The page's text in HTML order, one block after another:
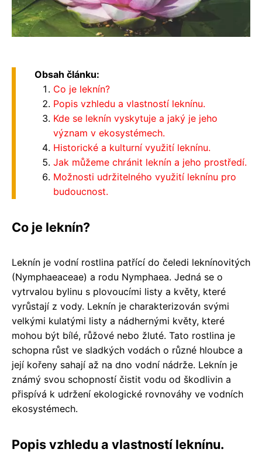
Obsah článku:
Co je leknín?
Popis vzhledu a vlastností leknínu.
Kde se leknín vyskytuje a jaký je jeho
význam v ekosystémech.
Historické a kulturní využití leknínu.
Jak můžeme chránit leknín a jeho prostředí.
Možnosti udržitelného využití leknínu pro
budoucnost.
Co je leknín?
Leknín je vodní rostlina patřící do čeledi leknínovitých
(Nymphaeaceae) a rodu Nymphaea. Jedná se o
vytrvalou bylinu s plovoucími listy a květy, které
vyrůstají z vody. Leknín je charakterizován svými
velkými kulatými listy a nádhernými květy, které
mohou být bílé, růžové nebo žluté. Tato rostlina je
schopna růst ve sladkých vodách o různé hloubce a
její kořeny sahají až na dno vodní nádrže. Leknín je
známý svou schopností čistit vodu od škodlivin a
přispívá k udržení ekologické rovnováhy ve vodních
ekosystémech.
Popis vzhledu a vlastností leknínu.